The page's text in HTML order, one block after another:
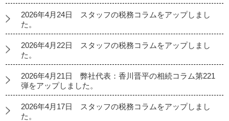
2026年4月24日 スタッフの税務コラムをアップしまし
た。
2026年4月22日 スタッフの税務コラムをアップしまし
た。
2026年4月21日 弊社代表：香川晋平の相続コラム第221
弾をアップしました。
2026年4月17日 スタッフの税務コラムをアップしまし
た。